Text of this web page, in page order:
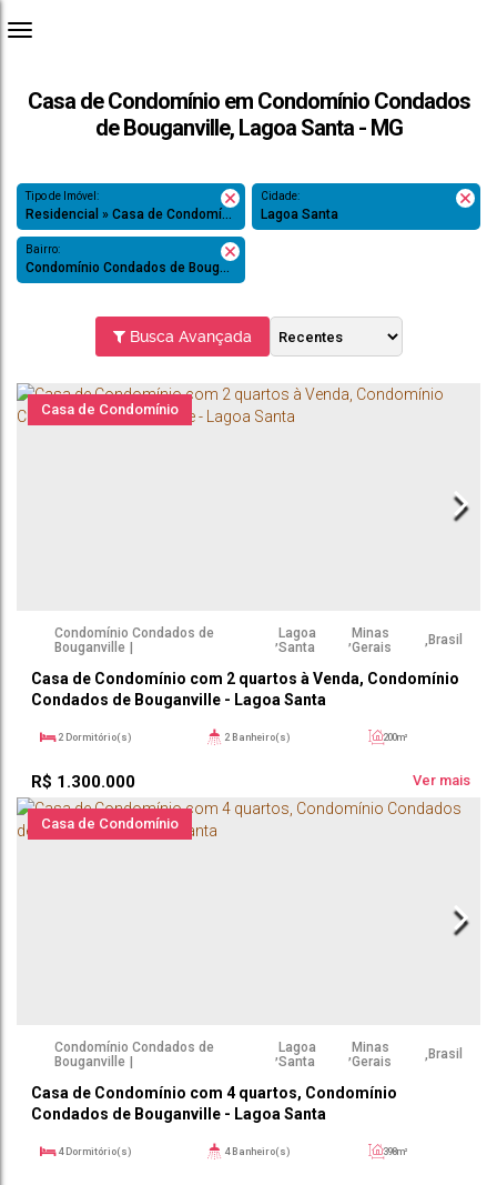
Casa de Condomínio em Condomínio Condados
de Bouganville, Lagoa Santa - MG
Tipo de Imóvel:
Residencial » Casa de Condomínio
Cidade:
Lagoa Santa
Bairro:
Condomínio Condados de Bouganville
Busca Avançada
Casa de Condomínio
Casa de Condomínio com 2 quartos à Venda, Condomínio
Condados de Bouganville - Lagoa Santa
R$ 1.300.000
Condomínio Condados de
Bouganville
,Lagoa
Santa
,Minas
Gerais
, Brasil
2 Dormitório(s) 2 Banheiro(s)
200m²
Ver mais
Casa de Condomínio
Casa de Condomínio com 4 quartos, Condomínio
Condados de Bouganville - Lagoa Santa
Condomínio Condados de
Bouganville
,Lagoa
Santa
,Minas
Gerais
, Brasil
4 Dormitório(s) 4 Banheiro(s)
398m²